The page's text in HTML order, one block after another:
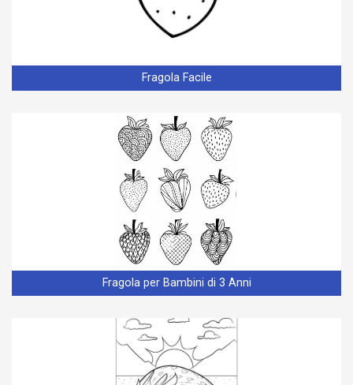
Fragola Facile
Fragola per Bambini di 3 Anni